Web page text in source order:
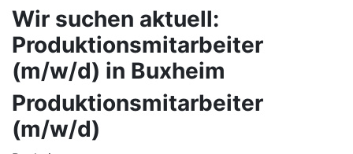
Wir suchen aktuell:
Produktionsmitarbeiter
(m/w/d) in Buxheim
Produktionsmitarbeiter
(m/w/d)